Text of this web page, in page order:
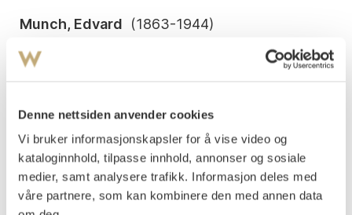
Denne nettsiden anvender cookies
Vi bruker informasjonskapsler for å vise video og
kataloginnhold, tilpasse innhold, annonser og sosiale
medier, samt analysere trafikk. Informasjon deles med
våre partnere, som kan kombinere den med annen data
Munch, Edvard (1863-1944)
1927
Woll 680.
Vurdering
NOK 15 000–20 000